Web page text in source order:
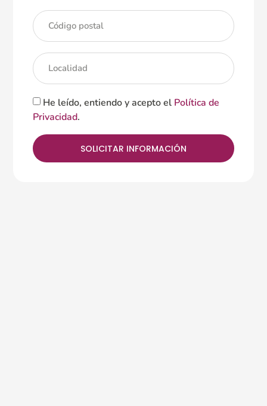
He leído, entiendo y acepto el Política de
Privacidad.
SOLICITAR INFORMACIÓN